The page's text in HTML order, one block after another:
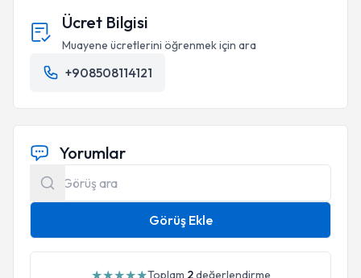
Ücret Bilgisi
Muayene ücretlerini öğrenmek için ara
+908508114121
Yorumlar
Görüş Ekle
★★★★★Toplam 2değerlendirme